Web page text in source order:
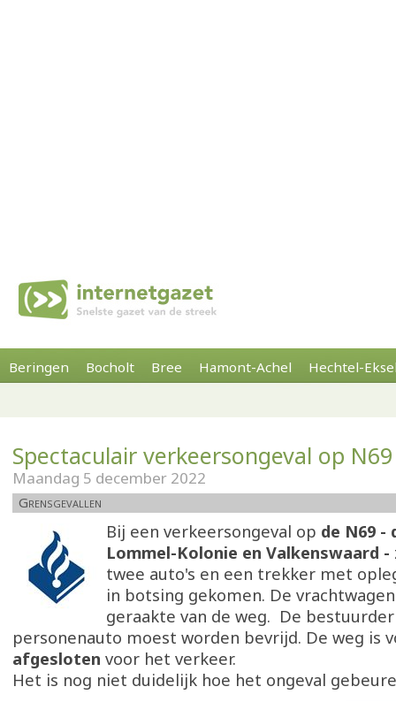
Beringen Bocholt Bree Hamont-Achel Hechtel-
Spectaculair verkeersongeval op N69
Maandag 5 december 2022
Grensgevallen
Bij een verkeersongeval op de N69 -
Lommel-Kolonie en Valkenswaard -
twee auto's en een trekker met
in botsing gekomen. De
geraakte van de weg. De
personenauto moest worden bevrijd. De weg is
afgesloten voor het verkeer.
Het is nog niet duidelijk hoe het ongeval